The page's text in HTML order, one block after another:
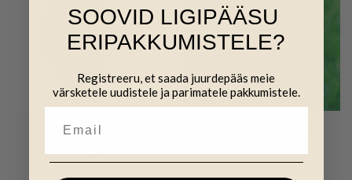
Naelaga kinnitatav värava
7,10€
5,10€
SOOVID LIGIPÄÄSU
ERIPAKKUMISTELE?
Registreeru, et saada juurdepääs meie
värsketele uudistele ja parimatele pakkumistele.